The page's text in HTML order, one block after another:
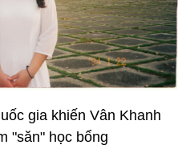
gia khiến Vân Khanh
"săn" học bổng